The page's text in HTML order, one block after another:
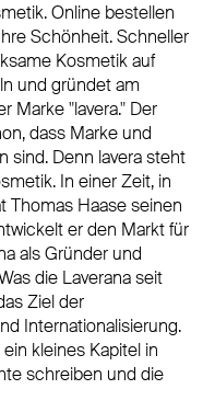
Online bestellen
Schönheit. Schneller
Kosmetik auf
und gründet am
Marke "lavera." Der
dass Marke und
sind. Denn lavera steht
In einer Zeit, in
Thomas Haase seinen
er den Markt für
als Gründer und
die Laverana seit
Ziel der
Internationalisierung.
kleines Kapitel in
schreiben und die